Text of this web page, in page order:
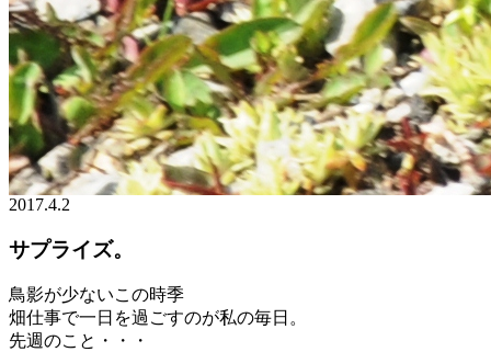
2017.4.2
サプライズ。
鳥影が少ないこの時季
畑仕事で一日を過ごすのが私の毎日。
先週のこと・・・